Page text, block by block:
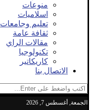
منوعات
اسلاميات
تعليم وجامعات
ثقافة عامة
مقالات الراي
تكنولوجيا
كاريكاتير
الاتصال بنا
الجمعة, أغسطس 7, 2026